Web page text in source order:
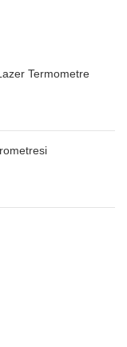
Termometre